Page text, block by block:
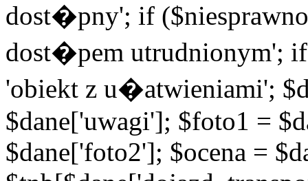
dost�pny'; if
dost�pem utrudnionym';
'obiekt z u�atwieniami';
$dane['uwagi']; $foto1 =
$dane['foto2']; $ocena =